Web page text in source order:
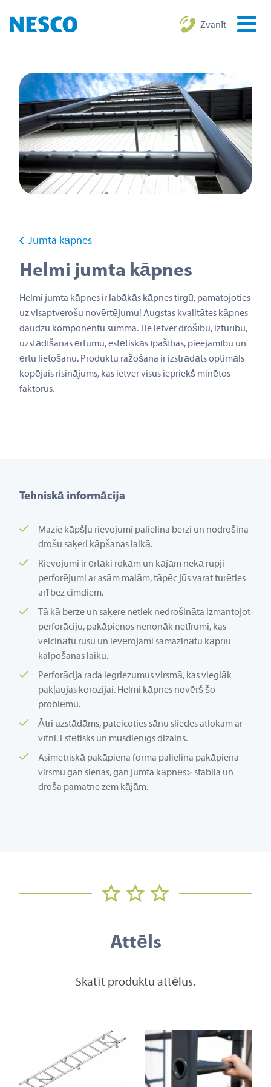
Zvanīt
Jumta kāpnes
Helmi jumta kāpnes
Helmi jumta kāpnes ir labākās kāpnes tirgū, pamatojoties
uz visaptverošu novērtējumu! Augstas kvalitātes kāpnes
daudzu komponentu summa. Tie ietver drošību, izturību,
uzstādīšanas ērtumu, estētiskās īpašības, pieejamību un
ērtu lietošanu. Produktu ražošana ir izstrādāts optimāls
kopējais risinājums, kas ietver visus iepriekš minētos
faktorus.
Tehniskā informācija
Mazie kāpšļu rievojumi palielina berzi un nodrošina
drošu saķeri kāpšanas laikā.
Rievojumi ir ērtāki rokām un kājām nekā rupji
perforējumi ar asām malām, tāpēc jūs varat turēties
arī bez cimdiem.
Tā kā berze un saķere netiek nedrošināta izmantojot
perforāciju, pakāpienos nenonāk netīrumi, kas
veicinātu rūsu un ievērojami samazinātu kāpņu
kalpošanas laiku.
Perforācija rada iegriezumus virsmā, kas vieglāk
pakļaujas korozijai. Helmi kāpnes novērš šo
problēmu.
Ātri uzstādāms, pateicoties sānu sliedes atlokam ar
vītni. Estētisks un mūsdienīgs dizains.
Asimetriskā pakāpiena forma palielina pakāpiena
virsmu gan sienas, gan jumta kāpnēs> stabila un
droša pamatne zem kājām.
Attēls
Skatīt produktu attēlus.